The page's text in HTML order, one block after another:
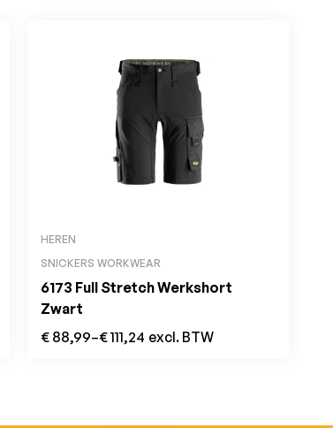
HEREN
SNICKERS WORKWEAR
6173 Full Stretch Werkshort
Zwart
€ 88,99–€111,24 excl. BTW